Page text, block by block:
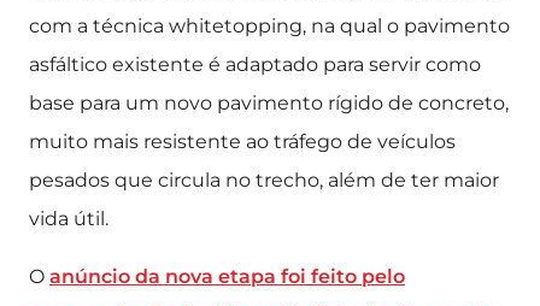
com a técnica whitetopping, na qual o pavimento
asfáltico existente é adaptado para servir como
base para um novo pavimento rígido de concreto,
muito mais resistente ao tráfego de veículos
pesados que circula no trecho, além de ter maior
vida útil.
O anúncio da nova etapa foi feito pelo